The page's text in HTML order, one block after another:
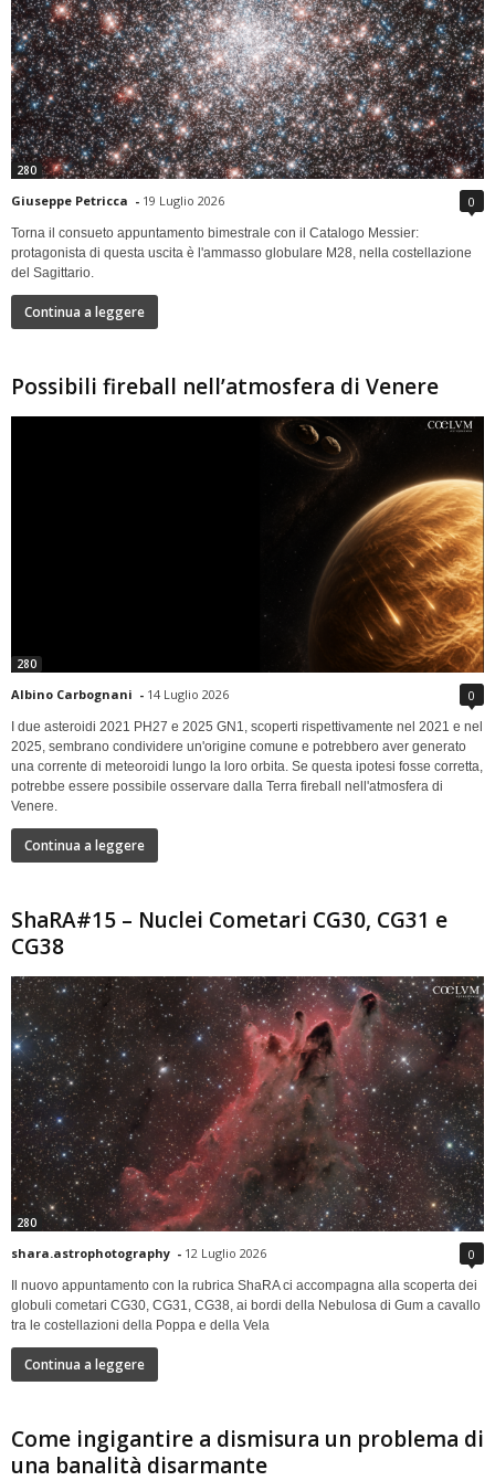
280
Giuseppe Petricca - 19 Luglio 2026 0
Torna il consueto appuntamento bimestrale con il Catalogo Messier:
protagonista di questa uscita è l'ammasso globulare M28, nella costellazione
del Sagittario.
Continua a leggere
Possibili fireball nell’atmosfera di Venere
280
Albino Carbognani - 14 Luglio 2026 0
I due asteroidi 2021 PH27 e 2025 GN1, scoperti rispettivamente nel 2021 e nel
2025, sembrano condividere un'origine comune e potrebbero aver generato
una corrente di meteoroidi lungo la loro orbita. Se questa ipotesi fosse corretta,
potrebbe essere possibile osservare dalla Terra fireball nell'atmosfera di
Venere.
Continua a leggere
ShaRA#15 – Nuclei Cometari CG30, CG31 e
CG38
280
shara.astrophotography - 12 Luglio 2026 0
Il nuovo appuntamento con la rubrica ShaRA ci accompagna alla scoperta dei
globuli cometari CG30, CG31, CG38, ai bordi della Nebulosa di Gum a cavallo
tra le costellazioni della Poppa e della Vela
Continua a leggere
Come ingigantire a dismisura un problema di
una banalità disarmante